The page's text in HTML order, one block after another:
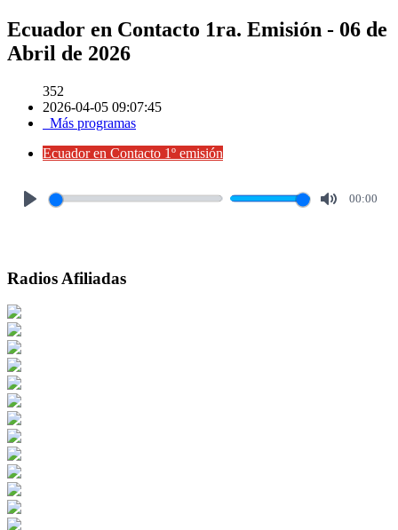
Ecuador en Contacto 1ra. Emisión - 06 de
Abril de 2026
352
2026-04-05 09:07:45
Más programas
Ecuador en Contacto 1º emisión
00:00
Radios Afiliadas